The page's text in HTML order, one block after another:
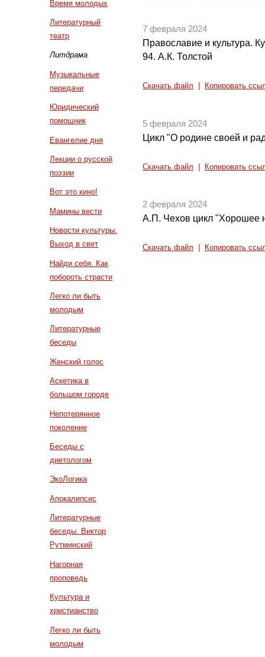
Время молодых
Литературный
театр
Литдрама
Музыкальные
передачи
Юридический
помощник
Евангелие дня
Лекции о русской
поэзии
Вот это кино!
Мамины вести
Новости культуры.
Выход в свет
Найди себя. Как
побороть страсти
Легко ли быть
молодым
Литературные
беседы
Женский голос
Аскетика в
большом городе
Непотерянное
поколение
Беседы с
диетологом
ЭкоЛогика
Апокалипсис
Литературные
беседы. Виктор
Рутминский
Нагорная
проповедь
Культура и
христианство
Легко ли быть
молодым
7 февраля 2024
Православие и культура.
94. А.К. Толстой
Скачать файл Копировать
5 февраля 2024
Цикл "О родине своей и
Скачать файл Копировать
2 февраля 2024
А.П. Чехов цикл "Хорошее
Скачать файл Копировать